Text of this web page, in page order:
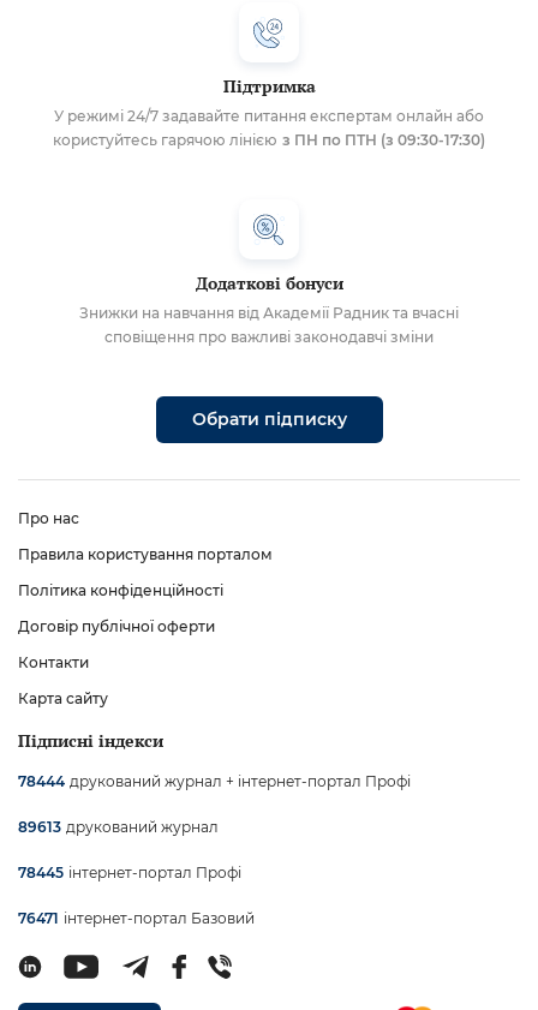
Підтримка
У режимі 24/7 задавайте питання експертам онлайн або
користуйтесь гарячою лінією з ПН по ПТН (з 09:30-17:30)
Додаткові бонуси
Знижки на навчання від Академії Радник та вчасні
сповіщення про важливі законодавчі зміни
Обрати підписку
Про нас
Правила користування порталом
Політика конфіденційності
Договір публічної оферти
Контакти
Карта сайту
Підписні індекси
78444 друкований журнал + інтернет-портал Профі
89613 друкований журнал
78445 інтернет-портал Профі
76471 інтернет-портал Базовий